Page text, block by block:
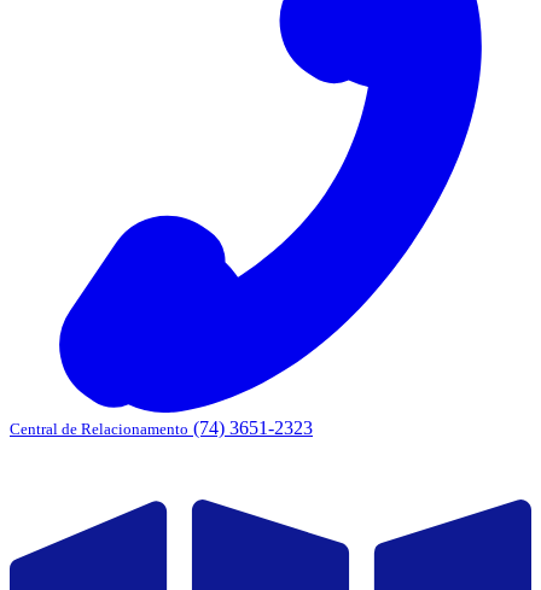
Central de Relacionamento (74) 3651-2323